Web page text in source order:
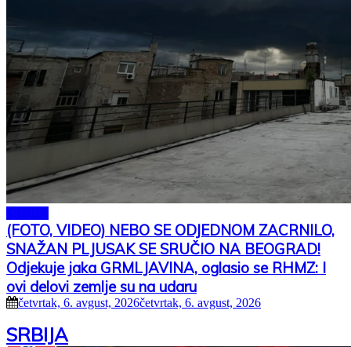
(FOTO, VIDEO) NEBO SE ODJEDNOM ZACRNILO,
SNAŽAN PLJUSAK SE SRUČIO NA BEOGRAD!
Odjekuje jaka GRMLJAVINA, oglasio se RHMZ: I
ovi delovi zemlje su na udaru
četvrtak, 6. avgust, 2026četvrtak, 6. avgust, 2026
SRBIJA